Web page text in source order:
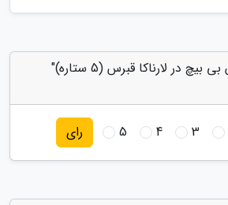
به "معرفی هتل گلدن بی بیچ در لارناکا قبرس (5 ستاره)"
3
4
5 رای